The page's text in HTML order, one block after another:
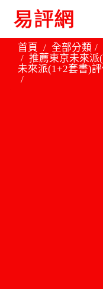
首頁 全部分類
推薦東京未來派
未來派(1+2套書)評